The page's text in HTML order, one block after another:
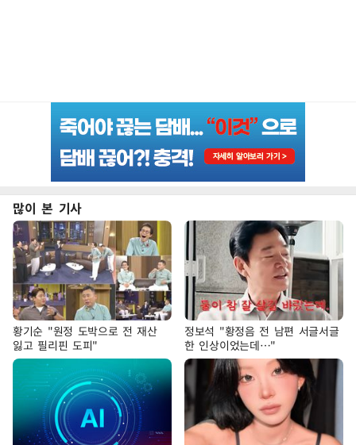
많이 본 기사
황기순 "원정 도박으로 전 재산
잃고 필리핀 도피"
정보석 "황정음 전 남편 서글서글
한 인상이었는데…"